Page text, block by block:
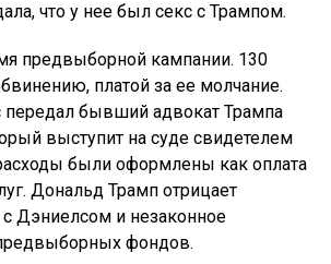
что у нее был секс с Трампом.
предвыборной кампании. 130
платой за ее молчание.
бывший адвокат Трампа
выступит на суде свидетелем
были оформлены как оплата
Дональд Трамп отрицает
Дэниелсом и незаконное
фондов.